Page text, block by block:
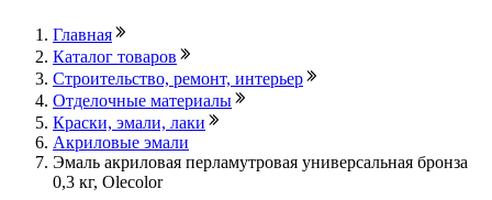
Главная
Каталог товаров
Строительство, ремонт, интерьер
Отделочные материалы
Краски, эмали, лаки
Акриловые эмали
Эмаль акриловая перламутровая универсальная бронза
0,3 кг, Olecolor